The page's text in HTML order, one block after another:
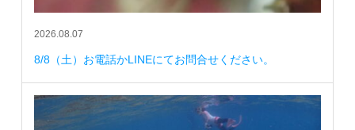
2026.08.07
8/8（土）お電話かLINEにてお問合せください。